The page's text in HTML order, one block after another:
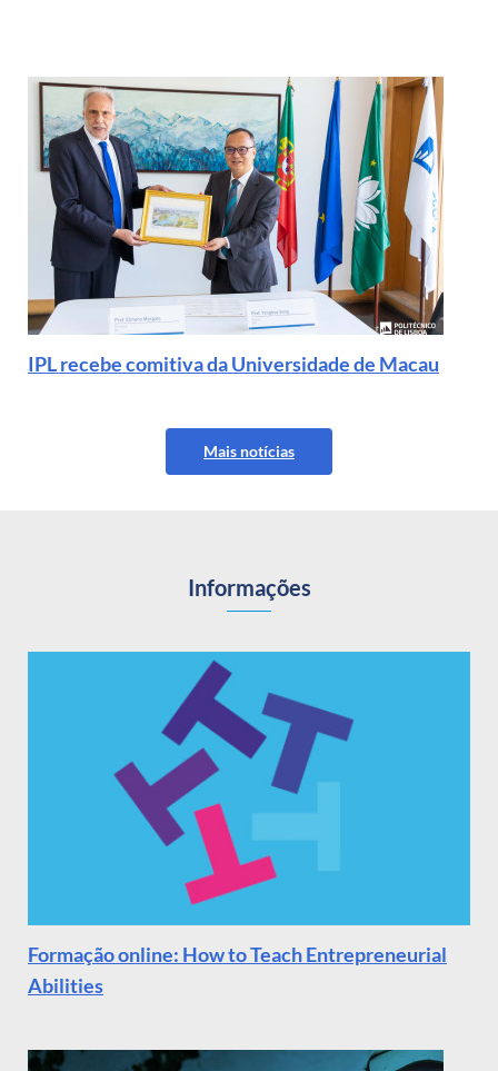
IPL recebe comitiva da Universidade de Macau
Mais notícias
Informações
Formação online: How to Teach Entrepreneurial
Abilities